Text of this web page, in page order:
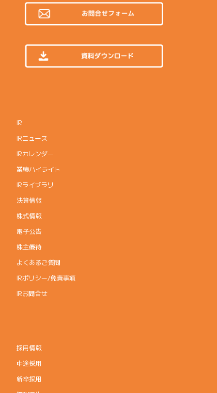
IR
IRニュース
IRカレンダー
業績ハイライト
IRライブラリ
決算情報
株式情報
電子公告
株主優待
よくあるご質問
IRポリシー/免責事項
IRお問合せ
採用情報
中途採用
新卒採用